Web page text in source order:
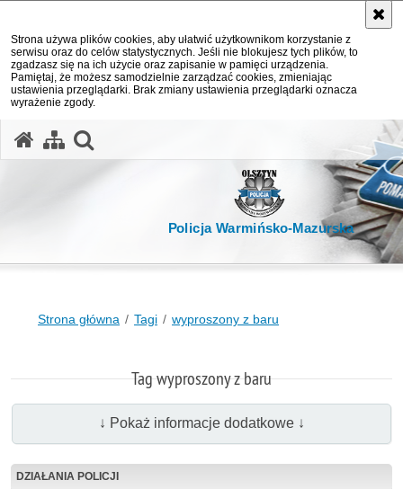
Strona używa plików cookies, aby ułatwić użytkownikom korzystanie z
serwisu oraz do celów statystycznych. Jeśli nie blokujesz tych plików, to
zgadzasz się na ich użycie oraz zapisanie w pamięci urządzenia.
Pamiętaj, że możesz samodzielnie zarządzać cookies, zmieniając
ustawienia przeglądarki. Brak zmiany ustawienia przeglądarki oznacza
wyrażenie zgody.
Policja Warmińsko-Mazurska
Strona główna Tagi wyproszony z baru
Tag wyproszony z baru
↓ Pokaż informacje dodatkowe ↓
DZIAŁANIA POLICJI